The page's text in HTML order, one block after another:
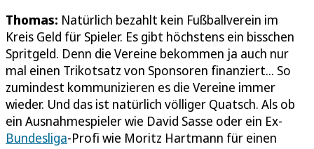
Thomas: Natürlich bezahlt kein Fußballverein im
Kreis Geld für Spieler. Es gibt höchstens ein bisschen
Spritgeld. Denn die Vereine bekommen ja auch nur
mal einen Trikotsatz von Sponsoren finanziert... So
zumindest kommunizieren es die Vereine immer
wieder. Und das ist natürlich völliger Quatsch. Als ob
ein Ausnahmespieler wie David Sasse oder ein Ex-
Bundesliga-Profi wie Moritz Hartmann für einen